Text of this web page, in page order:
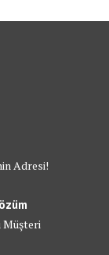
Adresi!
Müşteri